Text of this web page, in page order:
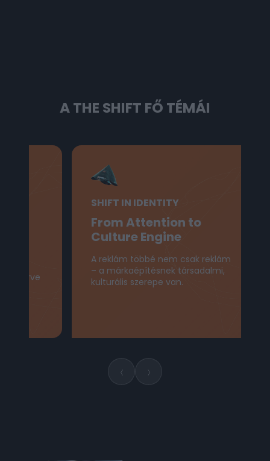
A THE SHIFT FŐ TÉMÁI
SHIFT IN IDENTITY
From Attention to
Culture Engine
A reklám többé nem csak reklám
– a márkaépítésnek társadalmi,
kulturális szerepe van.
‹ ›